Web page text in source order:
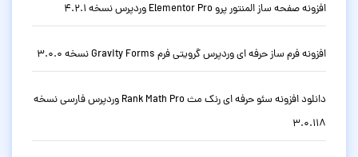
افزونه صفحه ساز المنتور پرو Elementor Pro وردپرس نسخه 4.2.1
افزونه فرم ساز حرفه ای وردپرس گرویتی فرم Gravity Forms نسخه 3.0.0
دانلود افزونه سئو حرفه ای رنک مث Rank Math Pro وردپرس فارسی نسخه
3.0.118